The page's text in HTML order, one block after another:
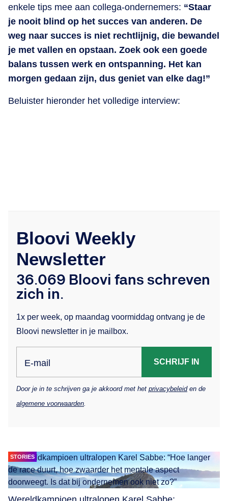
enkele tips mee aan collega-ondernemers: “Staar
je nooit blind op het succes van anderen. De
weg naar succes is niet rechtlijnig, die bewandel
je met vallen en opstaan. Zoek ook een goede
balans tussen werk en ontspanning. Het kan
morgen gedaan zijn, dus geniet van elke dag!”
Beluister hieronder het volledige interview:
Bloovi Weekly
Newsletter
36.069 Bloovi fans schreven
zich in.
1x per week, op maandag voormiddag ontvang je de
Bloovi newsletter in je mailbox.
E-mail SCHRIJF IN
Door je in te schrijven ga je akkoord met het privacybeleiden de
algemene voorwaarden
STORIES